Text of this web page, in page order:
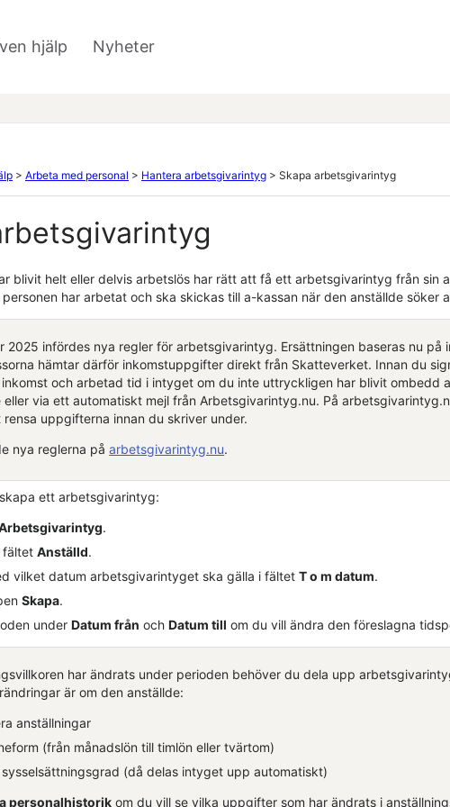
hjälp Nyheter
> Arbeta med personal > Hantera arbetsgivarintyg > Skapa arbetsgivarintyg
blivit helt eller delvis arbetslös har rätt att få ett arbetsgivarintyg från sin
har arbetat och ska skickas till a-kassan när den anställde söker
2025 infördes nya regler för arbetsgivarintyg. Ersättningen baseras nu på
hämtar därför inkomstuppgifter direkt från Skatteverket. Innan du
och arbetad tid i intyget om du inte uttryckligen har blivit ombedd
eller via ett automatiskt mejl från Arbetsgivarintyg.nu. På
uppgifterna innan du skriver under.
nya reglerna påarbetsgivarintyg.nu.
ett arbetsgivarintyg:
.
fältet Anställd.
vilket datum arbetsgivarintyget ska gälla i fältet T o m datum.
Skapa.
under Datum från och Datum till om du vill ändra den föreslagna
har ändrats under perioden behöver du dela upp
är om den anställde:
anställningar
(från månadslön till timlön eller tvärtom)
(då delas intyget upp automatiskt)
personalhistorik om du vill se vilka uppgifter som har ändrats i